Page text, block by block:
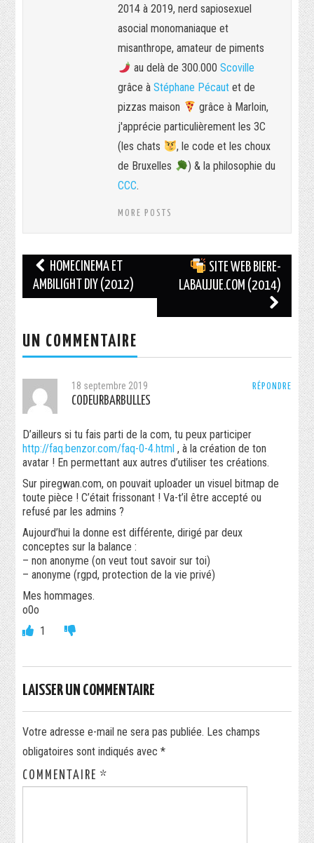
2014 à 2019, nerd sapiosexuel
asocial monomaniaque et
misanthrope, amateur de piments
au delà de 300.000 Scoville
grâce àStéphane Pécaut et de
pizzas maison
grâce à Marloin,
j'apprécie particulièrement les 3C
(les chats
, le code et les choux
de Bruxelles
) & la philosophie du
CCC.
MORE POSTS
Navigation
des
HOMECINEMA ET
AMBILIGHT DIY (2012)
SITE WEB BIERE-
LABAUJUE.COM (2014)
UN COMMENTAIRE
RÉPONDRE
18 septembre 2019
CODEURBARBULLES
D’ailleurs si tu fais parti de la com, tu peux participer
http://faq.benzor.com/faq-0-4.html , à la création de ton
avatar ! En permettant aux autres d’utiliser tes créations.
Sur piregwan.com, on pouvait uploader un visuel bitmap de
toute pièce ! C’était frissonant ! Va-t’il être accepté ou
refusé par les admins ?
Aujourd’hui la donne est différente, dirigé par deux
conceptes sur la balance :
– non anonyme (on veut tout savoir sur toi)
– anonyme (rgpd, protection de la vie privé)
Mes hommages.
o0o
1
LAISSER UN COMMENTAIRE
Votre adresse e-mail ne sera pas publiée. Les champs
obligatoires sont indiqués avec*
COMMENTAIRE*